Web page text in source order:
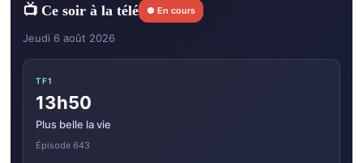
📺 Ce soir à la télé ● En cours
Jeudi 6 août 2026
TF1
13h50
Plus belle la vie
Épisode 643